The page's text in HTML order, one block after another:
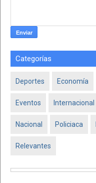
Categorías
Deportes Economía
Eventos Internacional
Nacional Policiaca
Relevantes